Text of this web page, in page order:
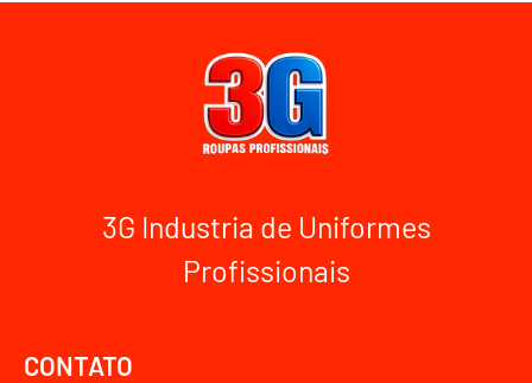
3G Industria de Uniformes
Profissionais
CONTATO